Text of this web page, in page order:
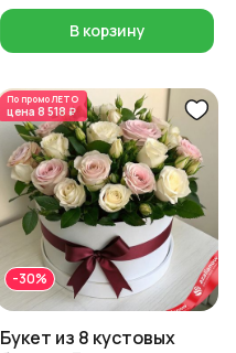
В корзину
По промоЛЕТО
цена 8 518 ₽
-30%
Букет из 8 кустовых